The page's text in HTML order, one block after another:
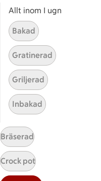
Här hittar du alla
Start
Allt inom I ugn
Bakad
Gratinerad
Griljerad
Inbakad
Bräserad
Crock pot